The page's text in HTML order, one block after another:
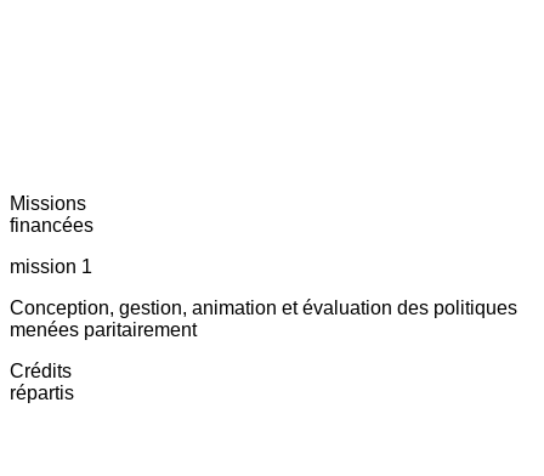
Missions
financées
mission 1
Conception, gestion, animation et évaluation des politiques
menées paritairement
Crédits
répartis